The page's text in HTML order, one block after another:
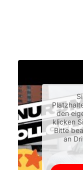
den
klicken
Bitte
an